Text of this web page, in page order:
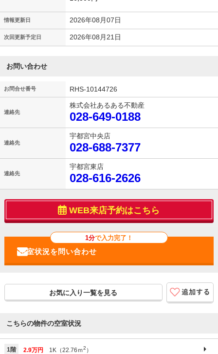
情報更新日 2026年08月07日
次回更新予定日 2026年08月21日
お問い合わせ
お問合せ番号 RHS-10144726
連絡先
株式会社あるある不動産
028-649-0188
連絡先
宇都宮中央店
028-688-7377
連絡先
宇都宮東店
028-616-2626
WEB来店予約はこちら
1分で入力完了！
お気に入り一覧を見る
こちらの物件の空室状況
1階 2.9万円 1K（22.76ｍ2 ）